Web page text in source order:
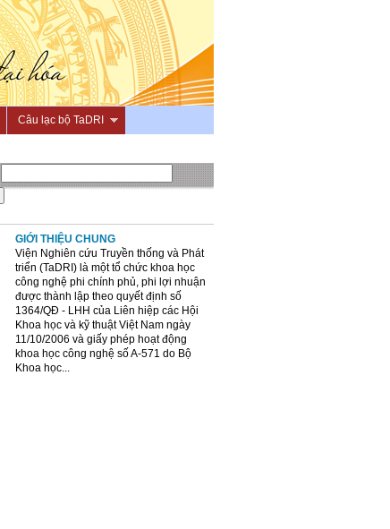
Câu lạc bộ TaDRI
GIỚI THIỆU CHUNG
Viện Nghiên cứu Truyền thống và Phát
triển (TaDRI) là một tổ chức khoa học
công nghệ phi chính phủ, phi lợi nhuận
được thành lập theo quyết định số
1364/QĐ - LHH của Liên hiệp các Hội
Khoa học và kỹ thuật Việt Nam ngày
11/10/2006 và giấy phép hoạt động
khoa học công nghệ số A-571 do Bộ
Khoa học...